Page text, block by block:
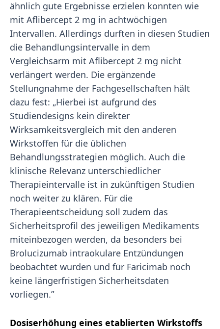
ähnlich gute Ergebnisse erzielen konnten wie
mit Aflibercept 2 mg in achtwöchigen
Intervallen. Allerdings durften in diesen Studien
die Behandlungsintervalle in dem
Vergleichsarm mit Aflibercept 2 mg nicht
verlängert werden. Die ergänzende
Stellungnahme der Fachgesellschaften hält
dazu fest: „Hierbei ist aufgrund des
Studiendesigns kein direkter
Wirksamkeitsvergleich mit den anderen
Wirkstoffen für die üblichen
Behandlungsstrategien möglich. Auch die
klinische Relevanz unterschiedlicher
Therapieintervalle ist in zukünftigen Studien
noch weiter zu klären. Für die
Therapieentscheidung soll zudem das
Sicherheitsprofil des jeweiligen Medikaments
miteinbezogen werden, da besonders bei
Brolucizumab intraokulare Entzündungen
beobachtet wurden und für Faricimab noch
keine längerfristigen Sicherheitsdaten
vorliegen.”
Dosiserhöhung eines etablierten Wirkstoffs